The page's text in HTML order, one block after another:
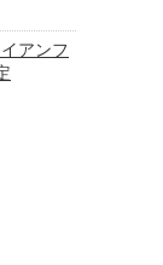
アンフ